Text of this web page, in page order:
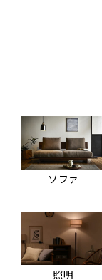
ソファ
照明